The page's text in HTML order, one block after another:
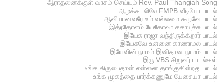
ஆராதனைக்குள் வாசம் செய்யும் Rev. Paul Thangiah Song
ஆழக்கடலிலே FMPB வீடியோ பாடல்
ஆவியானவரே உம் வல்லமை கூறவே பாடல்
இத்ரதோளம் யேகோவா சகாயுச்சு பாடல்
இயேசு ராஜா வந்திருக்கிறார் பாடல்
இயேசுவே உன்னை காணாமல் பாடல்
இயேவின் நாமம் இனிதான நாமம் பாடல்
இரு VBS சிறுவர் பாடல்கள்
உங்க கிருபைதான் என்னை தாங்குகின்றது பாடல்
உங்க முகத்தை பார்க்கணுமே யேசையா பாடல்